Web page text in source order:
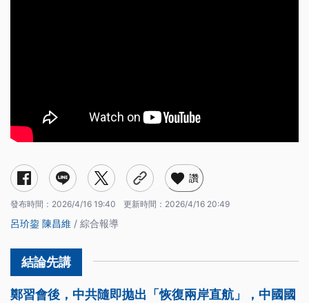
讚
發布時間： 2026/4/16 19:40 更新時間： 2026/4/16 20:49
呂玠鋆 陳昌維 / 綜合報導
鄭習會後，中共隨即拋出「恢復兩岸直航」，中國國